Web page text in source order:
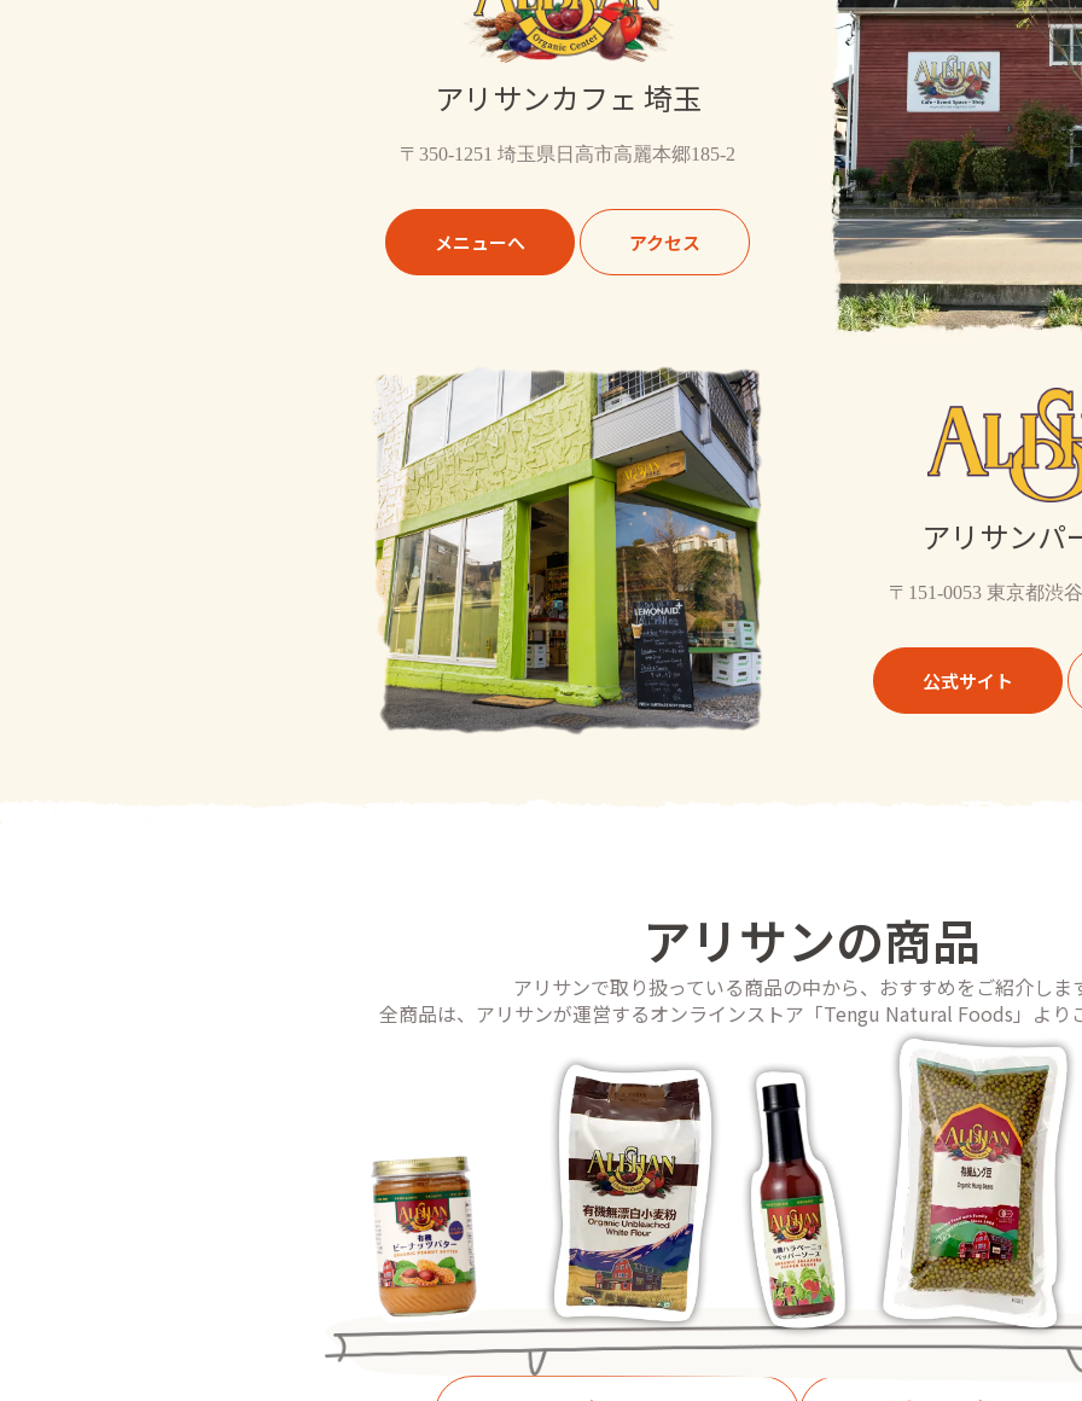
アリサンカフェ 埼玉
〒350-1251 埼玉県日高市高麗本郷185-2
メニューへ アクセス
アリサンパ
〒151-0053 東京都渋
公式サイト
アリサンの商品
アリサンで取り扱っている商品の中から、おすすめをご紹介しま
全商品は、アリサンが運営するオンラインストア「Tengu Natural Foods」より